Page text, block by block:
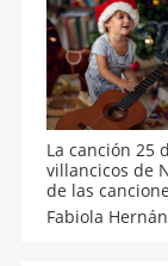
La canción 25
villancicos de
de las
cantar en
perfecto para
Fabiola